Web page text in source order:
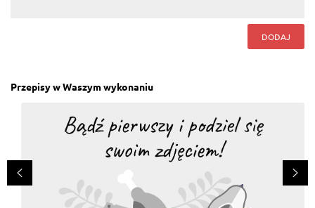
DODAJ
Przepisy w Waszym wykonaniu